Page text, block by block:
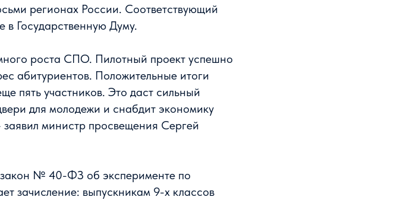
регионах России. Соответствующий
в Государственную Думу.
роста СПО. Пилотный проект успешно
абитуриентов. Положительные итоги
пять участников. Это даст сильный
для молодежи и снабдит экономику
министр просвещения Сергей
№ 40-ФЗ об эксперименте по
зачисление: выпускникам 9-х классов